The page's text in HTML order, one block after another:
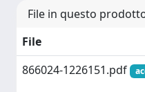
File in questo
File
866024-1226151.pdf